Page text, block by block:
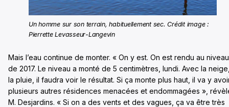
Un homme sur son terrain, habituellement sec. Crédit image :
Pierrette Levasseur-Langevin
Mais l’eau continue de monter. « On y est. On est rendu au niveau
de 2017. Le niveau a monté de 5 centimètres, lundi. Avec la
la pluie, il faudra voir le résultat. Si ça monte plus haut, il va y
plusieurs autres résidences menacées et endommagées »,
M. Desjardins. « Si on a des vents et des vagues, ça va être très